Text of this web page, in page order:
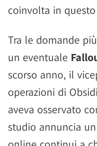
coinvolta in
Tra le domande
un eventuale
scorso anno, il
operazioni di
aveva osservato
studio annuncia